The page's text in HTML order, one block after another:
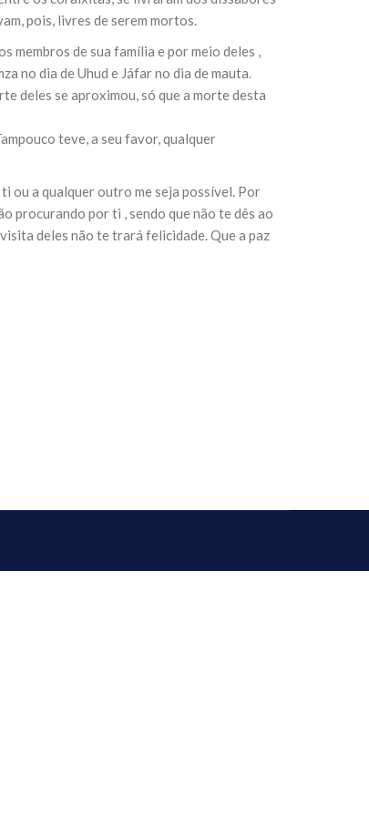
o ex-ministro das
Islâmica do Irã
Islâmico no Brasil recebeu em sua
Exteriores da República Islâmica
pois, livres de serem mortos.
membros de sua família e por meio deles ,
no dia de Uhud e Jáfar no dia de mauta.
deles se aproximou, só que a morte desta
teve, a seu favor, qualquer
ou a qualquer outro me seja possível. Por
procurando por ti , sendo que não te dês ao
deles não te trará felicidade. Que a paz